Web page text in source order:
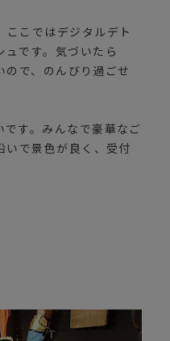
こではデジタルデト
です。気づいたら
で、のんびり過ごせ
す。みんなで豪華なご
いで景色が良く、受付